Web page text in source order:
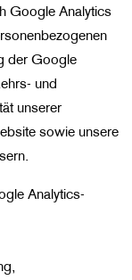
Google Analytics
der Google
und
unserer
sowie unsere
Analytics-